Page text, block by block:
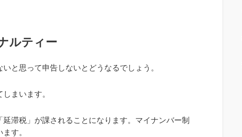
ルティー
と思って申告しないとどうなるでしょう。
まいます。
滞税」が課されることになります。マイナンバー制
す。